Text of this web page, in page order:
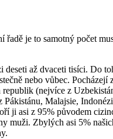
řadě je to samotný počet
deseti až dvaceti tisíci. Do
nebo vůbec. Pocházejí
(nejvíce z
Malajsie,
ji asi z 95% původem
muži. Zbylých asi 5%